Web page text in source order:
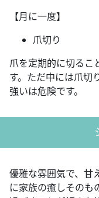
【月に一度】
爪切り
爪を定期的に切るこ
す。ただ中には爪切
強いは危険です。
優雅な雰囲気で、甘
に家族の癒しそのも